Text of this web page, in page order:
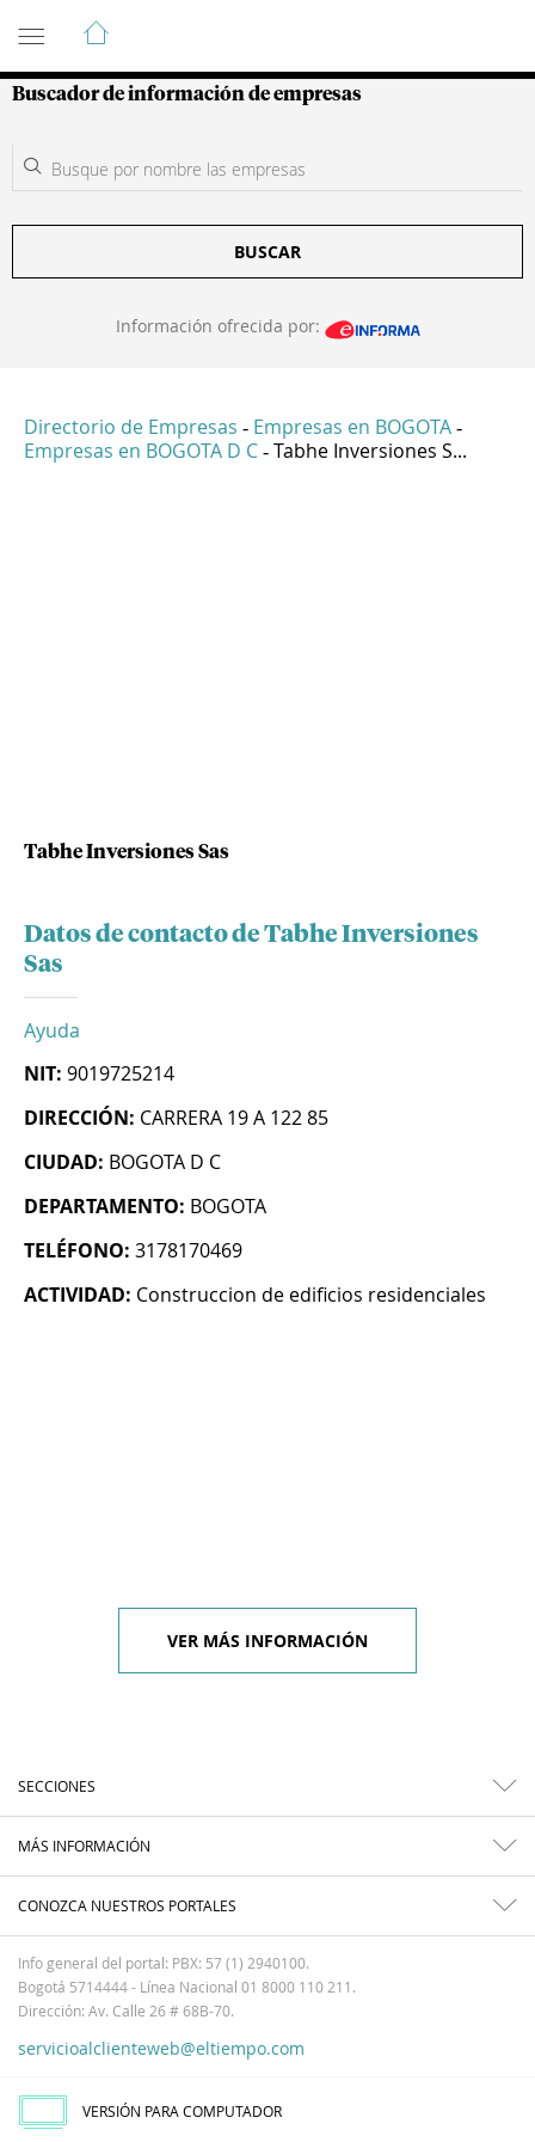
Guía de Empresas Colombianas
Buscador de información de empresas
BUSCAR
Información ofrecida por:
Directorio de Empresas - Empresas en BOGOTA -
Empresas en BOGOTA D C - Tabhe Inversiones S...
Tabhe Inversiones Sas
Datos de contacto de Tabhe Inversiones
Sas
Ayuda
NIT: 9019725214
DIRECCIÓN: CARRERA 19 A 122 85
CIUDAD: BOGOTA D C
DEPARTAMENTO: BOGOTA
TELÉFONO: 3178170469
ACTIVIDAD: Construccion de edificios residenciales
VER MÁS INFORMACIÓN
SECCIONES
MÁS INFORMACIÓN
CONOZCA NUESTROS PORTALES
Info general del portal: PBX: 57 (1) 2940100.
Bogotá 5714444 - Línea Nacional 01 8000 110 211.
Dirección: Av. Calle 26 # 68B-70.
servicioalclienteweb@eltiempo.com
VERSIÓN PARA COMPUTADOR